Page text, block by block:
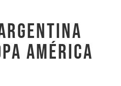
AMÉRICA